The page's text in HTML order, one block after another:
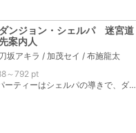
ダンジョン・シェルパ 迷宮道
案内人
刀坂アキラ / 加茂セイ / 布施龍太
～792 pt
勇者パーティーはシェルパの導きで、ダンジョンの深淵を覗くこととなる！ ダンジョンシェルパ――迷宮の道案内兼荷物持ちを生業とする彼ら無しでは、どんなベテランパーティーも直ぐさま絶滅へと追いやられるという。若くして腕利きシェルパとの評価を得ているロウは、ある日勇者と名高いパーティー「宵闇の剣」の依頼を受けることになる。最強のパーティーがロウという”目”を得て、タイロス迷宮を突き進む。そしてその先に待つものとは―――。